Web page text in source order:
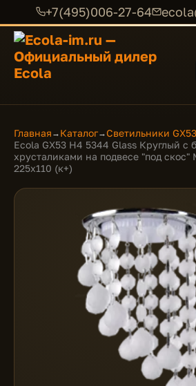
+7(495)006-27-64
Главная → Каталог→Светильники GX53
Ecola GX53 H4 5344 Glass Круглый с
хрусталиками на подвесе "под
225x110 (к+)